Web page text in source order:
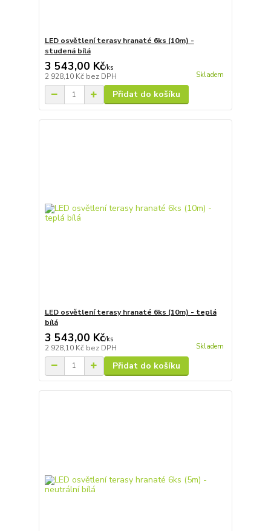
LED osvětlení terasy hranaté 6ks (10m) -
studená bílá
3 543,00 Kč/ks
2 928,10 Kč bez DPH Skladem
Přidat do košíku
LED osvětlení terasy hranaté 6ks (10m) - teplá
bílá
3 543,00 Kč/ks
2 928,10 Kč bez DPH Skladem
Přidat do košíku